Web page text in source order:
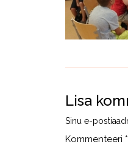
Lisa
Sinu e-
Kommenteeri *